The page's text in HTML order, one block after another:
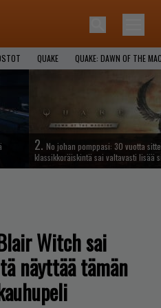
QUAKE QUAKE: DAWN OF THE
2. No johan pomppasi: 30 vuotta
klassikkoräiskintä sai valtavasti lisää
Witch sai
näyttää tämän